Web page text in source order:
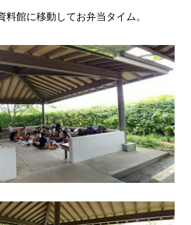
館に移動してお弁当タイム。